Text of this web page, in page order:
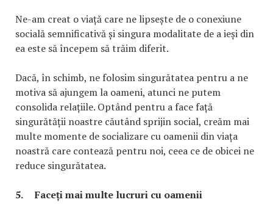
Ne-am creat o viață care ne lipsește de o conexiune
socială semnificativă și singura modalitate de a ieși din
ea este să începem să trăim diferit.
Dacă, în schimb, ne folosim singurătatea pentru a ne
motiva să ajungem la oameni, atunci ne putem
consolida relațiile. Optând pentru a face față
singurătății noastre căutând sprijin social, creăm mai
multe momente de socializare cu oamenii din viața
noastră care contează pentru noi, ceea ce de obicei ne
reduce singurătatea.
5. Faceți mai multe lucruri cu oamenii